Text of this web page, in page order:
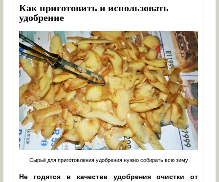
Как приготовить и использовать
удобрение
Сырьё для приготовления удобрения нужно собирать всю зиму
Не годятся в качестве удобрения очистки от